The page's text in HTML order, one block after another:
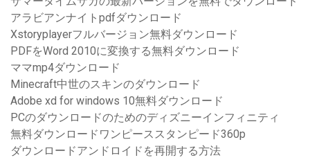
アラビアンナイトpdfダウンロード
Xstoryplayerフルバージョン無料ダウンロード
PDFをWord 2010に変換する無料ダウンロード
ママmp4ダウンロード
Minecraft中世のスキンのダウンロード
Adobe xd for windows 10無料ダウンロード
PCのダウンロードのためのディズニーインフィニティ
無料ダウンロードワンピーススタンピード360p
ダウンロードアンドロイドを再開する方法